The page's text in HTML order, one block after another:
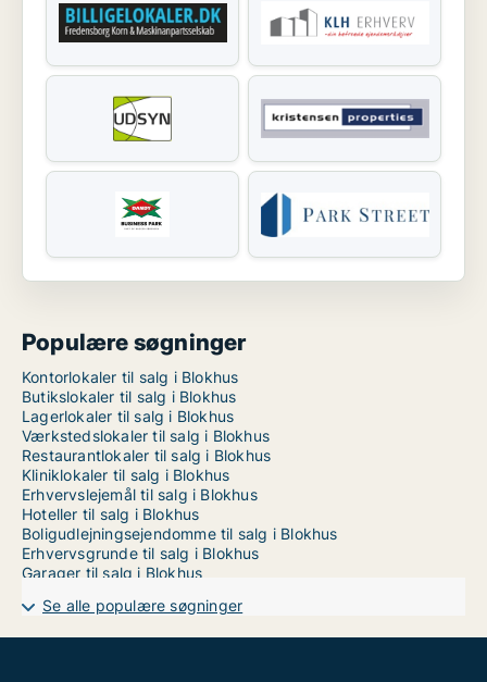
Populære søgninger
Kontorlokaler til salg i Blokhus
Butikslokaler til salg i Blokhus
Lagerlokaler til salg i Blokhus
Værkstedslokaler til salg i Blokhus
Restaurantlokaler til salg i Blokhus
Kliniklokaler til salg i Blokhus
Erhvervslejemål til salg i Blokhus
Hoteller til salg i Blokhus
Boligudlejningsejendomme til salg i Blokhus
Erhvervsgrunde til salg i Blokhus
Garager til salg i Blokhus
Se alle populære søgninger